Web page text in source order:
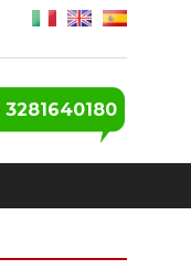
3281640180